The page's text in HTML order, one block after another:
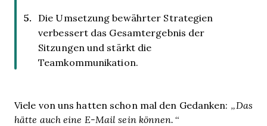
Die Umsetzung bewährter Strategien
verbessert das Gesamtergebnis der
Sitzungen und stärkt die
Teamkommunikation.
Viele von uns hatten schon mal den Gedanken: „Das
hätte auch eine E-Mail sein können.“